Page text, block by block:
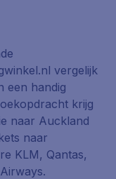
vergelijk
een handig
krijg
naar Auckland
naar
KLM, Qantas,